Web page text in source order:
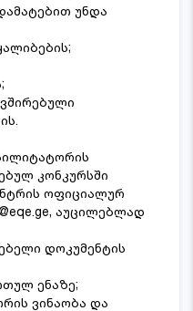
უნდა
კონკურსში
ოფიციალურ
აუცილებლად
დოკუმენტის
ენაზე;
ვინაობა და